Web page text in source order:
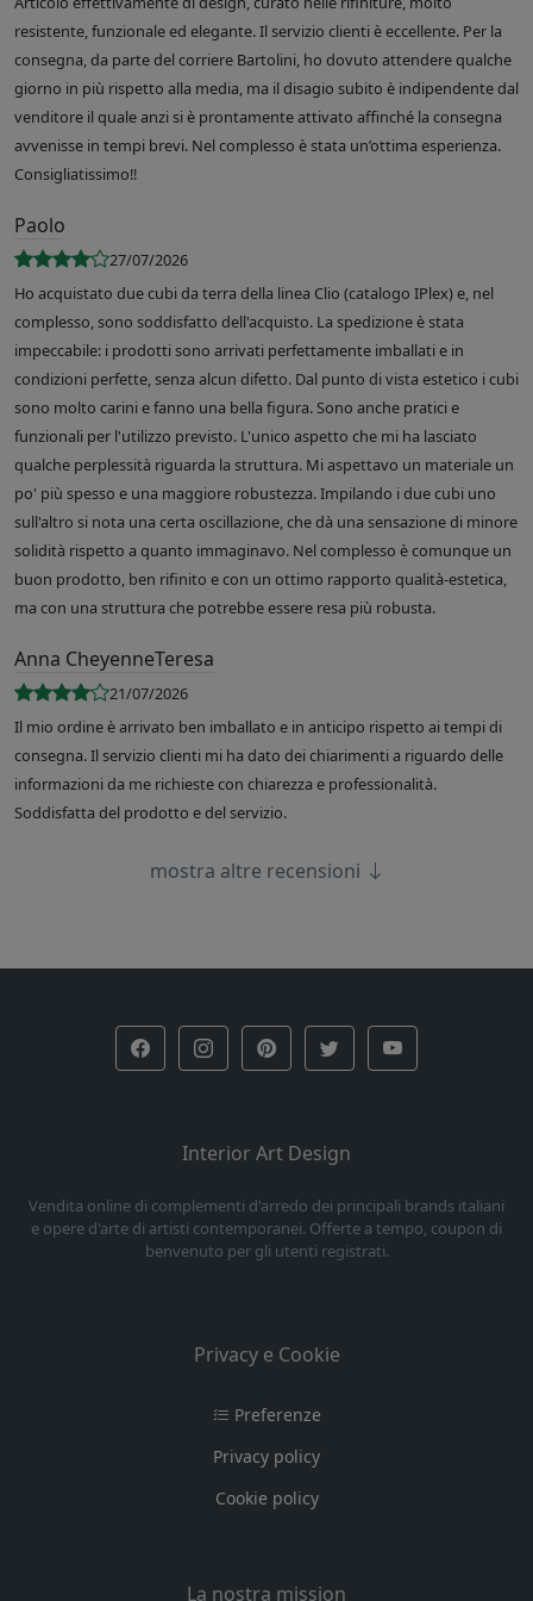
resistente, funzionale ed elegante. Il servizio clienti è eccellente. Per la
consegna, da parte del corriere Bartolini, ho dovuto attendere qualche
giorno in più rispetto alla media, ma il disagio subito è indipendente dal
venditore il quale anzi si è prontamente attivato affinché la consegna
avvenisse in tempi brevi. Nel complesso è stata un’ottima esperienza.
Consigliatissimo!!
Paolo
27/07/2026
Ho acquistato due cubi da terra della linea Clio (catalogo IPlex) e, nel
complesso, sono soddisfatto dell'acquisto. La spedizione è stata
impeccabile: i prodotti sono arrivati perfettamente imballati e in
condizioni perfette, senza alcun difetto. Dal punto di vista estetico i cubi
sono molto carini e fanno una bella figura. Sono anche pratici e
funzionali per l'utilizzo previsto. L'unico aspetto che mi ha lasciato
qualche perplessità riguarda la struttura. Mi aspettavo un materiale un
po' più spesso e una maggiore robustezza. Impilando i due cubi uno
sull'altro si nota una certa oscillazione, che dà una sensazione di minore
solidità rispetto a quanto immaginavo. Nel complesso è comunque un
buon prodotto, ben rifinito e con un ottimo rapporto qualità-estetica,
ma con una struttura che potrebbe essere resa più robusta.
Anna CheyenneTeresa
21/07/2026
Il mio ordine è arrivato ben imballato e in anticipo rispetto ai tempi di
consegna. Il servizio clienti mi ha dato dei chiarimenti a riguardo delle
informazioni da me richieste con chiarezza e professionalità.
Soddisfatta del prodotto e del servizio.
mostra altre recensioni
Interior Art Design
Vendita online di complementi d'arredo dei principali brands italiani
e opere d'arte di artisti contemporanei. Offerte a tempo, coupon di
benvenuto per gli utenti registrati.
Privacy e Cookie
Preferenze
Privacy policy
Cookie policy
La nostra mission